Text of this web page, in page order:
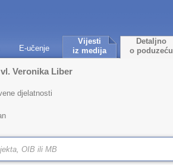
E-učenje
Vijesti
iz medija
Detaljno
o poduzeću
Veronika Liber
djelatnosti